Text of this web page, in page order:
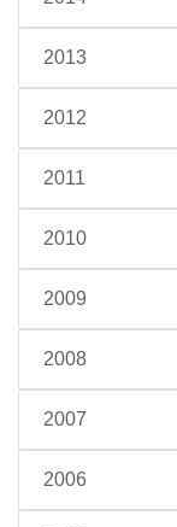
2013
2012
2011
2010
2009
2008
2007
2006